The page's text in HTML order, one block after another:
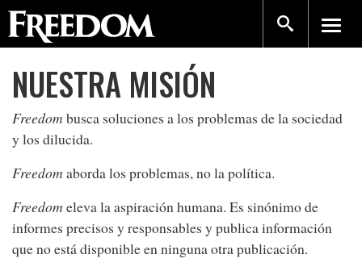
NUESTRA MISIÓN
Freedom busca soluciones a los problemas de la sociedad
y los dilucida.
Freedom aborda los problemas, no la política.
Freedom eleva la aspiración humana. Es sinónimo de
informes precisos y responsables y publica información
que no está disponible en ninguna otra publicación.